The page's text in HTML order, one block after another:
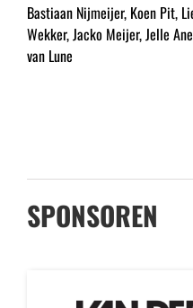
Bastiaan Nijmeijer, Koen Pit,
Wekker, Jacko Meijer, Jelle
van Lune
SPONSOREN